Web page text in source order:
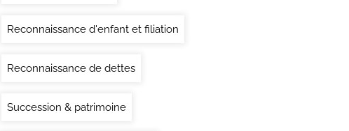
Reconnaissance d'enfant et filiation
Reconnaissance de dettes
Succession & patrimoine